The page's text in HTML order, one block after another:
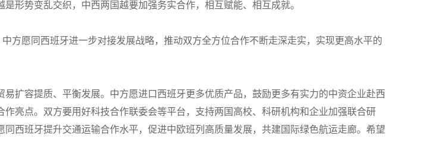
形势变乱交织，中西两国越要加强务实合作，相互赋能、相互成就。
方愿同西班牙进一步对接发展战略，推动双方全方位合作不断走深走实，实现更高水平的
扩容提质、平衡发展。中方愿进口西班牙更多优质产品，鼓励更多有实力的中资企业赴西
亮点。双方要用好科技合作联委会等平台，支持两国高校、科研机构和企业加强联合研
西班牙提升交通运输合作水平，促进中欧班列高质量发展，共建国际绿色航运走廊。希望